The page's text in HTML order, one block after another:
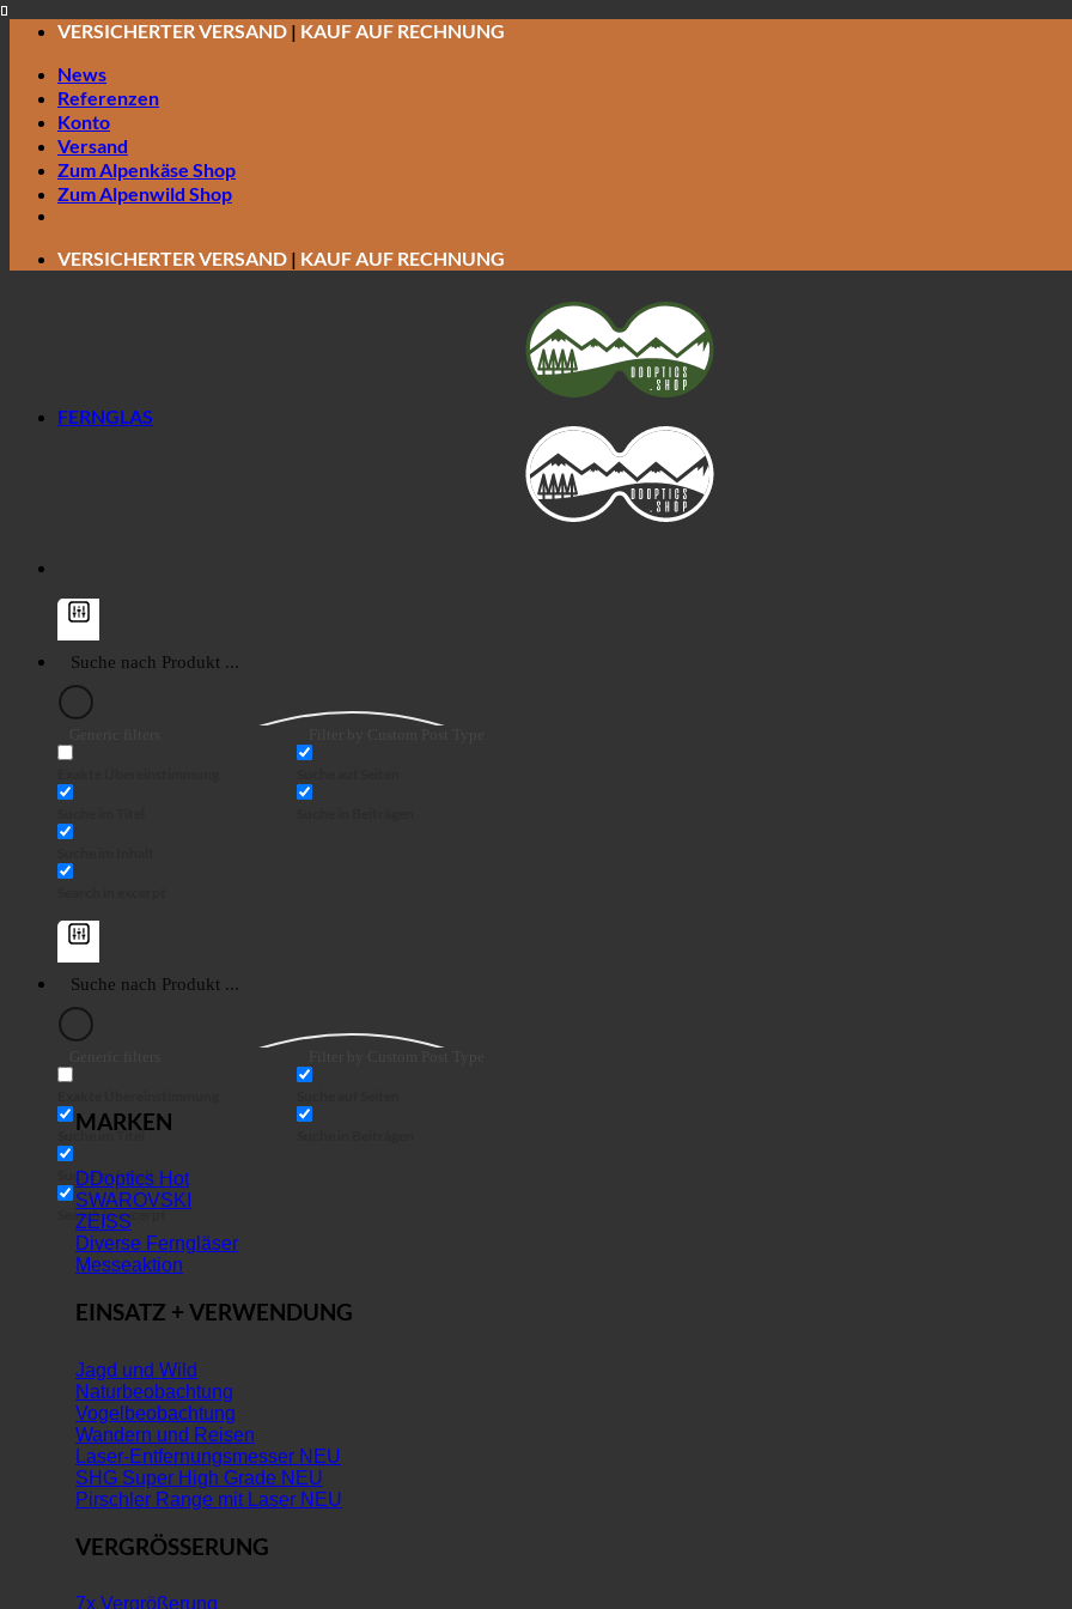
Zum
springen
VERSICHERTER VERSAND | KAUF AUF RECHNUNG
News
Referenzen
Konto
Versand
Zum Alpenkäse Shop
Zum Alpenwild Shop
VERSICHERTER VERSAND | KAUF AUF RECHNUNG
Suche im Titel
Suche im Inhalt
Search in excerpt
FERNGLAS
MARKEN
DDoptics
SWAROVSKI
ZEISS
Diverse Ferngläser
Messeaktion
EINSATZ + VERWENDUNG
Jagd und Wild
Naturbeobachtung
Vogelbeobachtung
Wandern und Reisen
Laser-Entfernungsmesser
SHG Super High Grade
Pirschler Range mit Laser
VERGRÖSSERUNG
7x Vergrößerung